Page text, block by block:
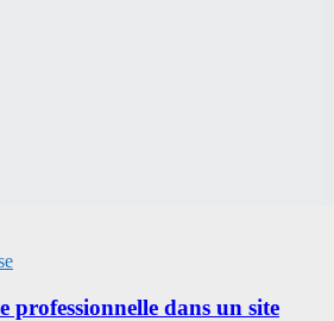
professionnelle dans un site